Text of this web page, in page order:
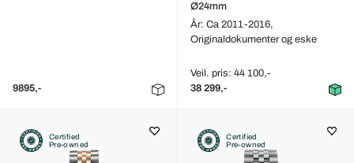
9895,-
Ø24mm
År: Ca 2011-2016,
Originaldokumenter og eske
Veil. pris: 44 100,-
38 299,-
Certified
Pre-owned
Certified
Pre-owned